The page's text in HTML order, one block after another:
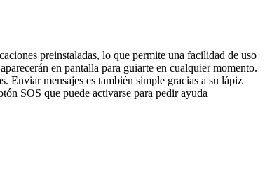
preinstaladas, lo que permite una facilidad de uso
en pantalla para guiarte en cualquier momento.
Enviar mensajes es también simple gracias a su lápiz
SOS que puede activarse para pedir ayuda